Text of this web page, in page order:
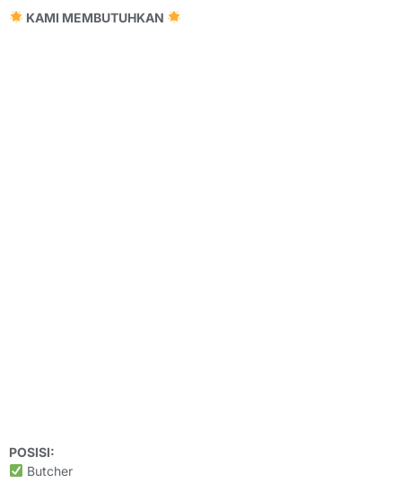
KAMI MEMBUTUHKAN
POSISI:
Butcher